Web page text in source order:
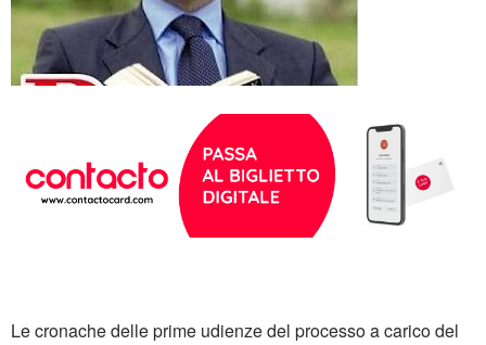
Le cronache delle prime udienze del processo a carico del